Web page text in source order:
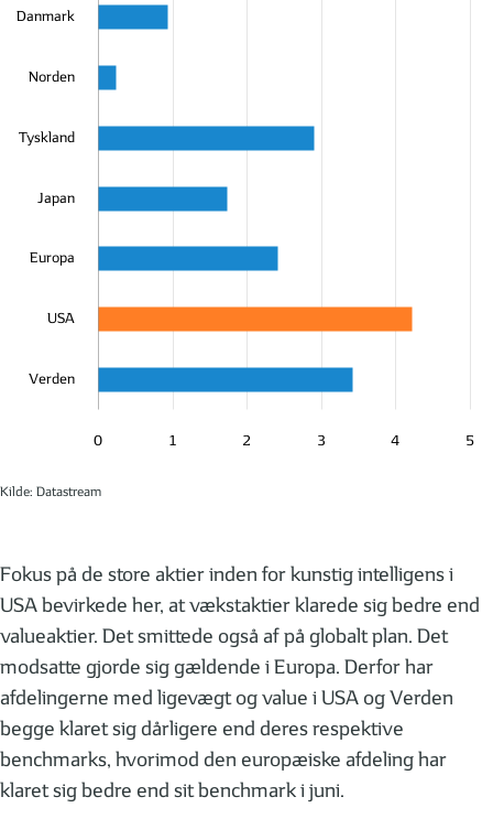
Danmark
Norden
Tyskland
Japan
Europa
USA
Verden
0 1 2 3 4 5
Kilde: Datastream
Fokus på de store aktier inden for kunstig intelligens i
USA bevirkede her, at vækstaktier klarede sig bedre end
valueaktier. Det smittede også af på globalt plan. Det
modsatte gjorde sig gældende i Europa. Derfor har
afdelingerne med ligevægt og value i USA og Verden
begge klaret sig dårligere end deres respektive
benchmarks, hvorimod den europæiske afdeling har
klaret sig bedre end sit benchmark i juni.